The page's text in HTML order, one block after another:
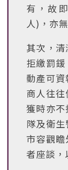
有，故
人)，亦
其次，
拒繳罰
動產可
商人往
獲時亦
隊及衛
市容觀
者座談，